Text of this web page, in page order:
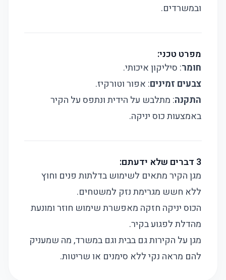
ובמשרדים.
מפרט טכני:
חומר: סיליקון איכותי.
צבעים זמינים: אפור וטורקיז.
התקנה: מתלבש על הידית ונתפס על הקיר
באמצעות כוס יניקה.
3 דברים שלא ידעתם:
מגן הקיר מתאים לשימוש בדלתות פנים וחוץ
ללא חשש מגרימת נזק למשטחים.
הכוס יניקה חזקה מאפשרת שימוש חוזר ומונעת
מהדלת לפגוע בקיר.
מגן על הקירות גם בבית וגם במשרד, מה שמעניק
להם מראה נקי ללא סימנים או שריטות.